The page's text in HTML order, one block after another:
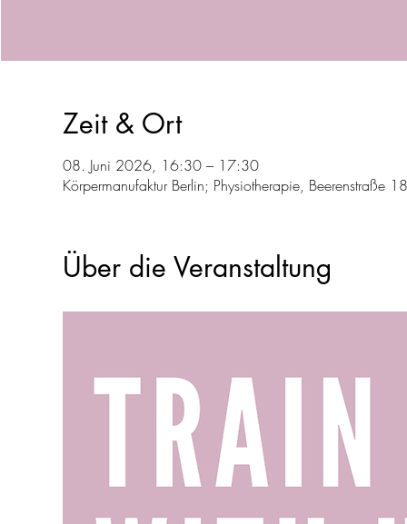
Zeit & Ort
08. Juni 2026, 16:30 – 17:30
Körpermanufaktur Berlin; Physiotherapie, Beerenstraße
Über die Veranstaltung